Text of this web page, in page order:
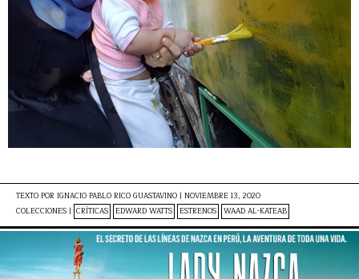
TEXTO POR IGNACIO PABLO RICO GUASTAVINO | NOVIEMBRE 13, 2020
COLECCIONES | CRÍTICAS EDWARD WATTS ESTRENOS WAAD AL-KATEAB